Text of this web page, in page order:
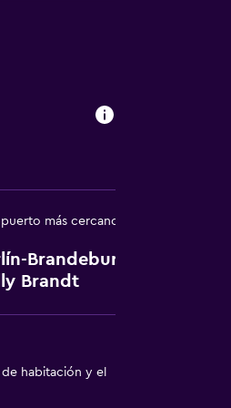
más cercano
Brandeburgo
Brandt
habitación y el